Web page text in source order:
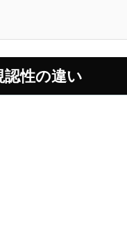
性の違い